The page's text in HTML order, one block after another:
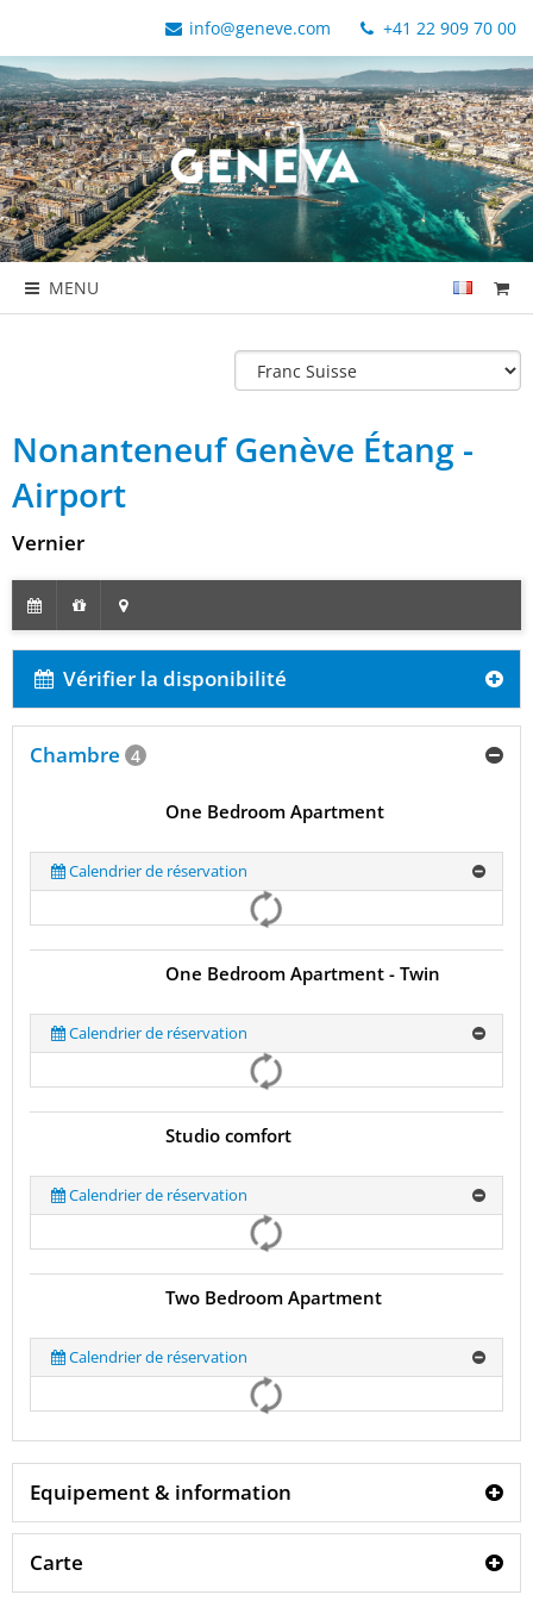
info@geneve.com +41 22 909 70 00
MENU
Nonanteneuf Genève Étang -
Airport
Vernier
Vérifier la disponibilité
Chambre 4
One Bedroom Apartment
Calendrier de réservation
One Bedroom Apartment - Twin
Calendrier de réservation
Studio comfort
Calendrier de réservation
Two Bedroom Apartment
Calendrier de réservation
Equipement & information
Carte